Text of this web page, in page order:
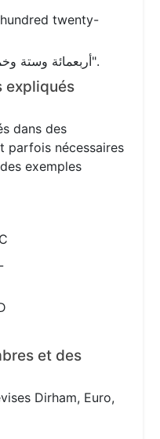
twenty-
En arabe : 456 → "أربعمائة وستة وخمسون".
expliqués
dans des
parfois nécessaires
exemples
et des
Dirham, Euro,